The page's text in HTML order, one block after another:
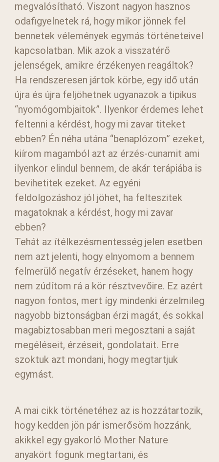
megvalósítható. Viszont nagyon hasznos
odafigyelnetek rá, hogy mikor jönnek fel
bennetek vélemények egymás történeteivel
kapcsolatban. Mik azok a visszatérő
jelenségek, amikre érzékenyen reagáltok?
Ha rendszeresen jártok körbe, egy idő után
újra és újra feljöhetnek ugyanazok a tipikus
“nyomógombjaitok”. Ilyenkor érdemes lehet
feltenni a kérdést, hogy mi zavar titeket
ebben? Én néha utána “benaplózom” ezeket,
kiírom magamból azt az érzés-cunamit ami
ilyenkor elindul bennem, de akár terápiába is
bevihetitek ezeket. Az egyéni
feldolgozáshoz jól jöhet, ha felteszitek
magatoknak a kérdést, hogy mi zavar
ebben?
Tehát az ítélkezésmentesség jelen esetben
nem azt jelenti, hogy elnyomom a bennem
felmerülő negatív érzéseket, hanem hogy
nem zúdítom rá a kör résztvevőire. Ez azért
nagyon fontos, mert így mindenki érzelmileg
nagyobb biztonságban érzi magát, és sokkal
magabiztosabban meri megosztani a saját
megéléseit, érzéseit, gondolatait. Erre
szoktuk azt mondani, hogy megtartjuk
egymást.
A mai cikk történetéhez az is hozzátartozik,
hogy kedden jön pár ismerősöm hozzánk,
akikkel egy gyakorló Mother Nature
anyakört fogunk megtartani, és